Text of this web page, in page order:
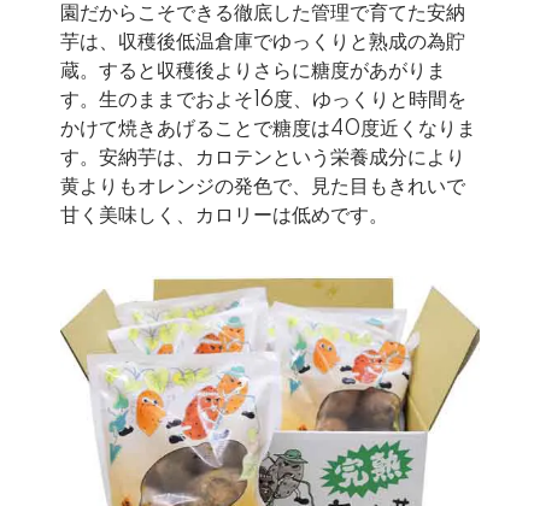
園だからこそできる徹底した管理で育てた安納
芋は、収穫後低温倉庫でゆっくりと熟成の為貯
蔵。すると収穫後よりさらに糖度があがりま
す。生のままでおよそ16度、ゆっくりと時間を
かけて焼きあげることで糖度は40度近くなりま
す。安納芋は、カロテンという栄養成分により
黄よりもオレンジの発色で、見た目もきれいで
甘く美味しく、カロリーは低めです。